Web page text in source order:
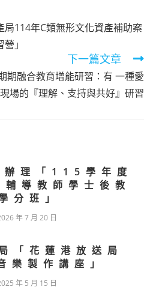
局114年C類無形文化資產補助案
」
下一篇文章
期融合教育增能研習：有 一種愛
場的『理解、支持與共好』研習
辦理「115學年度
導教師學士後教
分班」
年 7 月 20 日
「花蓮港放送局
製作講座」
年 5 月 15 日